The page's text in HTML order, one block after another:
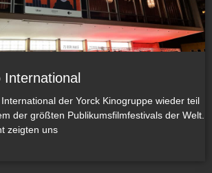
International
der Yorck Kinogruppe wieder teil
der größten Publikumsfilmfestivals der Welt.
zeigten uns